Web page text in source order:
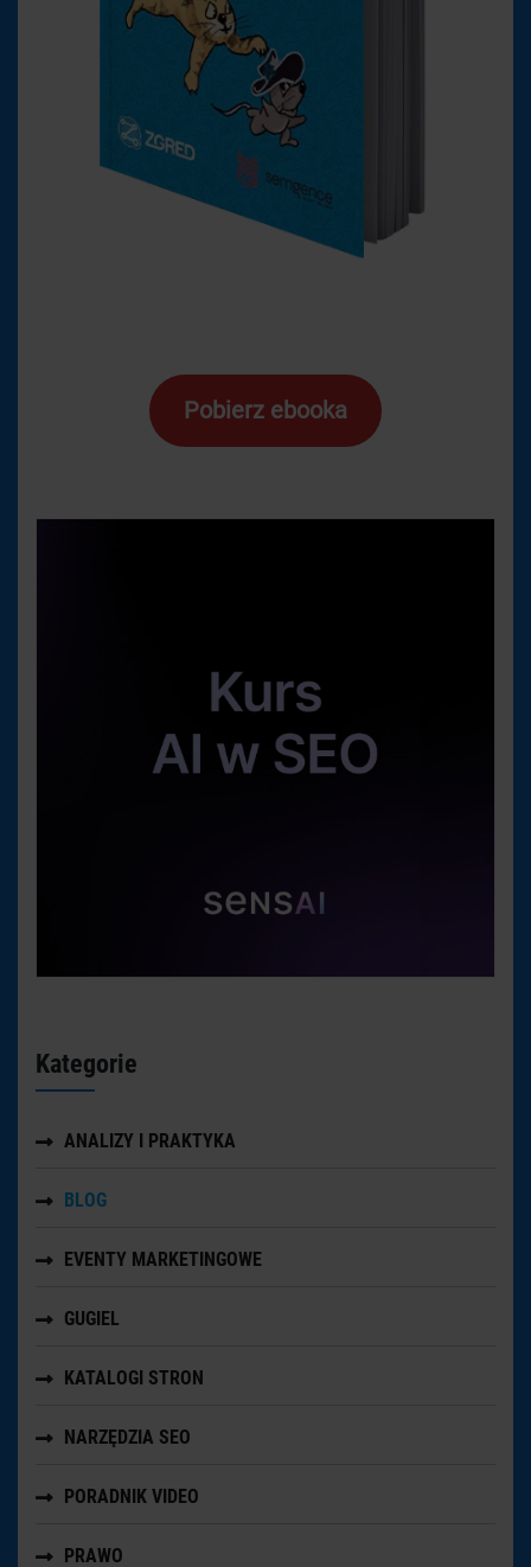
Pobierz ebooka
Kategorie
ANALIZY I PRAKTYKA
BLOG
EVENTY MARKETINGOWE
GUGIEL
KATALOGI STRON
NARZĘDZIA SEO
PORADNIK VIDEO
PRAWO